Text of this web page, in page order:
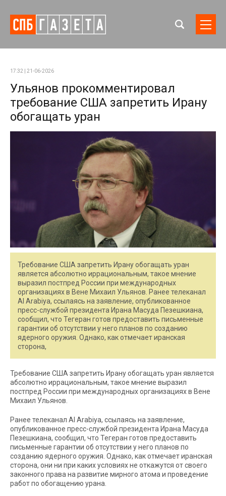
17:32 | 21-06-2026
Ульянов прокомментировал
требование США запретить Ирану
обогащать уран
Требование США запретить Ирану обогащать уран
является абсолютно иррациональным, такое мнение
выразил постпред России при международных
организациях в Вене Михаил Ульянов. Ранее телеканал
Al Arabiya, ссылаясь на заявление, опубликованное
пресс-службой президента Ирана Масуда Пезешкиана,
сообщил, что Тегеран готов предоставить письменные
гарантии об отсутствии у него планов по созданию
ядерного оружия. Однако, как отмечает иранская
сторона,
Требование США запретить Ирану обогащать уран является
абсолютно иррациональным, такое мнение выразил
постпред России при международных организациях в Вене
Михаил Ульянов.
Ранее телеканал Al Arabiya, ссылаясь на заявление,
опубликованное пресс-службой президента Ирана Масуда
Пезешкиана, сообщил, что Тегеран готов предоставить
письменные гарантии об отсутствии у него планов по
созданию ядерного оружия. Однако, как отмечает иранская
сторона, они ни при каких условиях не откажутся от своего
законного права на развитие мирного атома и проведение
работ по обогащению урана.